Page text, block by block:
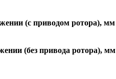
(с приводом ротора), мм
(без привода ротора), мм